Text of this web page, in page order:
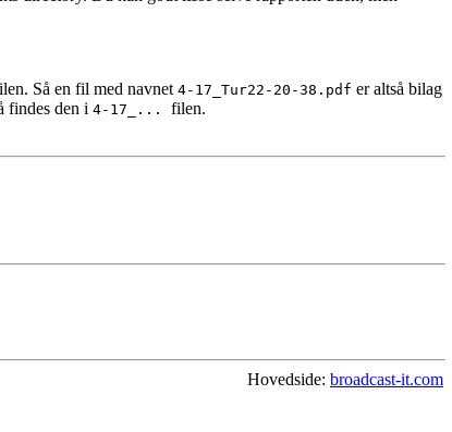
Så en fil med navnet 4-17_Tur22-20-38.pdf er altså bilag
findes den i 4-17_... filen.
Hovedside: broadcast-it.com